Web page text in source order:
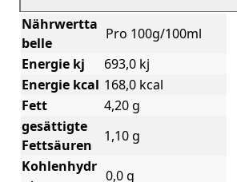
Nährwertta
belle
Pro 100g/100ml
Energie kj
693,0 kj
Energie kcal 168,0 kcal
Fett
4,20 g
gesättigte
Fettsäuren
1,10 g
Kohlenhydr
0,0 g